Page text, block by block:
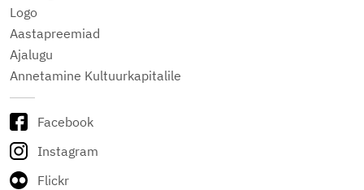
Logo
Aastapreemiad
Ajalugu
Annetamine Kultuurkapitalile
Facebook
Instagram
Flickr